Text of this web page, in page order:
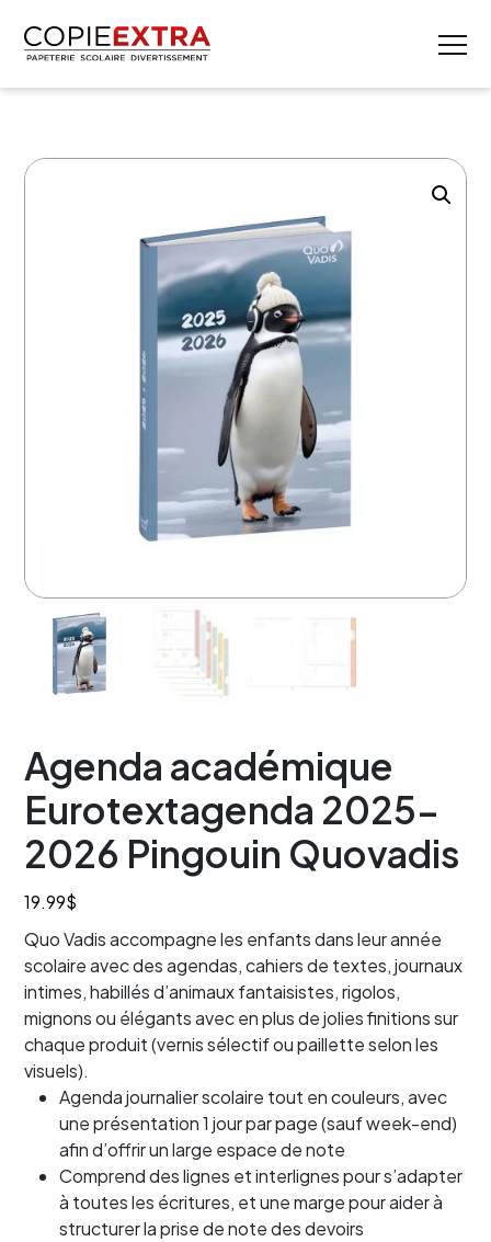
Agenda académique
Eurotextagenda 2025-
2026 Pingouin Quovadis
19.99$
Quo Vadis accompagne les enfants dans leur année
scolaire avec des agendas, cahiers de textes, journaux
intimes, habillés d’animaux fantaisistes, rigolos,
mignons ou élégants avec en plus de jolies finitions sur
chaque produit (vernis sélectif ou paillette selon les
visuels).
Agenda journalier scolaire tout en couleurs, avec
une présentation 1 jour par page (sauf week-end)
afin d’offrir un large espace de note
Comprend des lignes et interlignes pour s’adapter
à toutes les écritures, et une marge pour aider à
structurer la prise de note des devoirs